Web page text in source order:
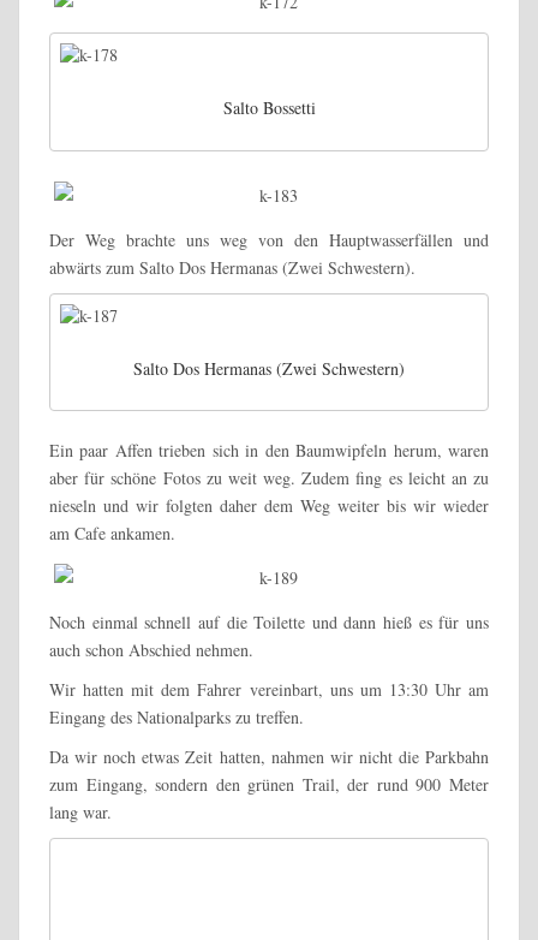
Salto Bossetti
Der Weg brachte uns weg von den Hauptwasserfällen und
abwärts zum Salto Dos Hermanas (Zwei Schwestern).
Salto Dos Hermanas (Zwei Schwestern)
Ein paar Affen trieben sich in den Baumwipfeln herum, waren
aber für schöne Fotos zu weit weg. Zudem fing es leicht an zu
nieseln und wir folgten daher dem Weg weiter bis wir wieder
am Cafe ankamen.
Noch einmal schnell auf die Toilette und dann hieß es für uns
auch schon Abschied nehmen.
Wir hatten mit dem Fahrer vereinbart, uns um 13:30 Uhr am
Eingang des Nationalparks zu treffen.
Da wir noch etwas Zeit hatten, nahmen wir nicht die Parkbahn
zum Eingang, sondern den grünen Trail, der rund 900 Meter
lang war.